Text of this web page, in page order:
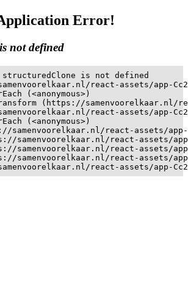
Error!
not defined
structuredClone is not defined
react-assets/app-
(<anonymous>)
(https://samenvoorelkaar.nl/
react-assets/app-
(<anonymous>)
samenvoorelkaar.nl/react-assets/
samenvoorelkaar.nl/react-assets/
samenvoorelkaar.nl/react-assets/
samenvoorelkaar.nl/react-assets/
react-assets/app-